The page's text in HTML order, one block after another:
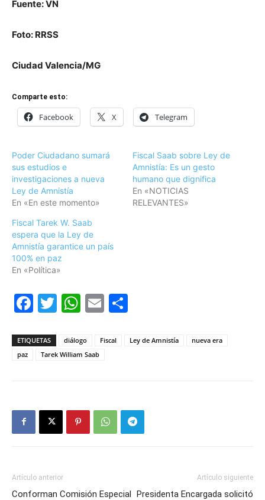
Fuente: VN
Foto: RRSS
Ciudad Valencia/MG
Comparte esto:
Facebook X Telegram
Poder Ciudadano sumará
sus estudios e
investigaciones a nueva
Ley de Amnistía
En «En este momento»
Fiscal Saab sobre Ley de
Amnistía: Es un gesto
humano que dignifica
En «NOTICIAS
RELEVANTES»
Fiscal Tarek W. Saab
espera que la Ley de
Amnistía garantice un país
100% en paz
En «Política»
Facebook
Twitter
WhatsApp
Email
ETIQUETAS diálogo Fiscal Ley de Amnistía
nueva era
paz
Tarek William Saab
Artículo anterior
Conforman Comisión Especial
Artículo siguiente
Presidenta Encargada solicitó